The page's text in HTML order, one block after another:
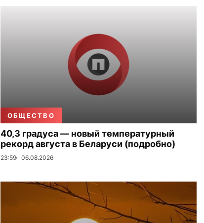
ОБЩЕСТВО
40,3 градуса — новый температурный
рекорд августа в Беларуси (подробно)
23:59 06.08.2026